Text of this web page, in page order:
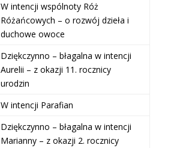
W intencji wspólnoty Róż
Różańcowych – o rozwój dzieła i
duchowe owoce
Dziękczynno – błagalna w intencji
Aurelii – z okazji 11. rocznicy
urodzin
W intencji Parafian
Dziękczynno – błagalna w intencji
Marianny – z okazji 2. rocznicy